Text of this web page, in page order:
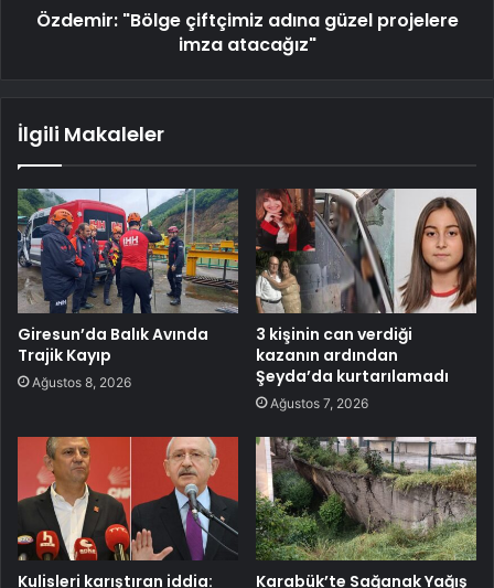
Özdemir: "Bölge çiftçimiz adına güzel projelere
imza atacağız"
İlgili Makaleler
Giresun’da Balık Avında
Trajik Kayıp
Ağustos 8, 2026
3 kişinin can verdiği
kazanın ardından
Şeyda’da kurtarılamadı
Ağustos 7, 2026
Kulisleri karıştıran iddia: Karabük’te Sağanak Yağış